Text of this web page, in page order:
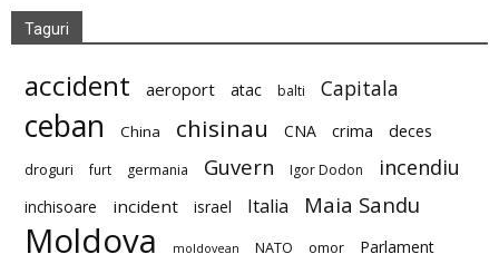
Taguri
accident aeroport atac balti Capitala
ceban China chisinau CNA crima deces
droguri furt germania Guvern Igor Dodon incendiu
inchisoare incident israel Italia Maia Sandu
Moldova moldovean NATO omor Parlament